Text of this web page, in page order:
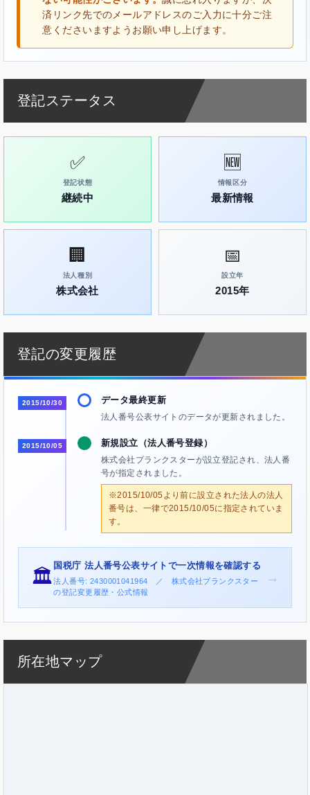
済リンク先でのメールアドレスのご入力に十分ご注
意くださいますようお願い申し上げます。
登記ステータス
✅
登記状態
継続中
🆕
情報区分
最新情報
🏢
法人種別
株式会社
📅
設立年
2015年
登記の変更履歴
2015/10/30 データ最終更新
法人番号公表サイトのデータが更新されました。
2015/10/05 新規設立（法人番号登録）
株式会社プランクスターが設立登記され、法人番
号が指定されました。
※2015/10/05より前に設立された法人の法人
番号は、一律で2015/10/05に指定されていま
す。
🏛️
国税庁 法人番号公表サイトで一次情報を確認する
法人番号: 2430001041964 ／ 株式会社プランクスター
の登記変更履歴・公式情報
→
所在地マップ